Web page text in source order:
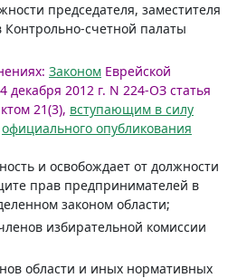
председателя, заместителя
Контрольно-счетной палаты
Законом Еврейской
декабря 2012 г. N 224-ОЗ статья
21(3), вступающим в силу
официального опубликования
и освобождает от должности
прав предпринимателей в
законом области;
избирательной комиссии
области и иных нормативных